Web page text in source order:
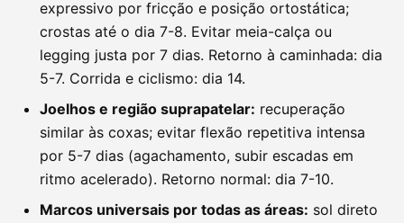
expressivo por fricção e posição ortostática;
crostas até o dia 7-8. Evitar meia-calça ou
legging justa por 7 dias. Retorno à caminhada: dia
5-7. Corrida e ciclismo: dia 14.
Joelhos e região suprapatelar: recuperação
similar às coxas; evitar flexão repetitiva intensa
por 5-7 dias (agachamento, subir escadas em
ritmo acelerado). Retorno normal: dia 7-10.
Marcos universais por todas as áreas: sol direto